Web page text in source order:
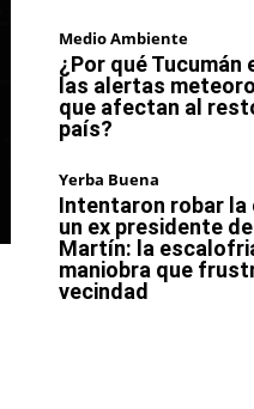
Medio Ambiente
¿Por qué Tucumán
las alertas
que afectan al
país?
Yerba Buena
Intentaron robar la
un ex presidente
Martín: la
maniobra que
vecindad